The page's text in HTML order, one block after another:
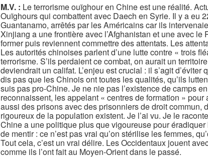
M.V. : Le terrorisme ouïghour en Chine est une réalité.
Ouïghours qui combattent avec Daech en Syrie. Il y a eu
Guantanamo, arrêtés par les Américains car ils
Xinjiang a une frontière avec l’Afghanistan et une avec le
former puis reviennent commettre des attentats. Les
Les autorités chinoises parlent d’une lutte contre « trois
terrorisme. S’ils perdaient ce combat, on aurait un
deviendrait un califat. L’enjeu est crucial : il s’agit
dis pas que les Chinois ont toutes les qualités, qu’ils
suis pas pro-Chine. Je ne nie pas l’existence de camps
reconnaissent, les appelant « centres de formation »
aussi des prisons avec des prisonniers de droit commun,
rigoureux de la population existent. Je l’ai vu. Je le
Chine a une politique plus que vigoureuse pour éradiquer
de mentir : ce n’est pas vrai qu’on stérilise les femmes,
Tout cela, c’est un vrai délire. Les Occidentaux jouent
comme ils l’ont fait au Moyen-Orient dans le passé.